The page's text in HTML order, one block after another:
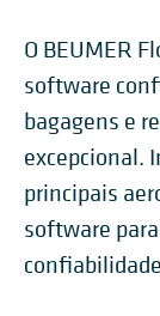
O BEUMER
software
bagagens e
excepcional.
principais
software